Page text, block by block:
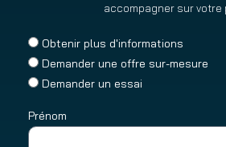
accompagner sur votre
Obtenir plus d'informations
Demander une offre sur-mesure
Demander un essai
Prénom